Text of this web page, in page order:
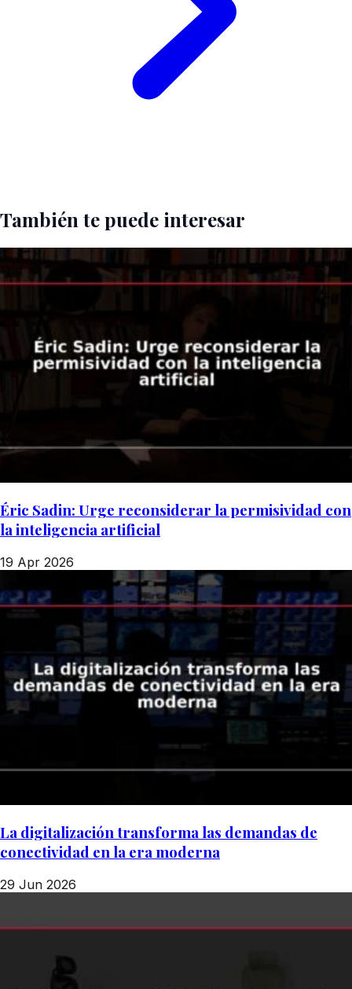
También te puede interesar
Éric Sadin: Urge reconsiderar la permisividad con
la inteligencia artificial
19 Apr 2026
La digitalización transforma las demandas de
conectividad en la era moderna
29 Jun 2026